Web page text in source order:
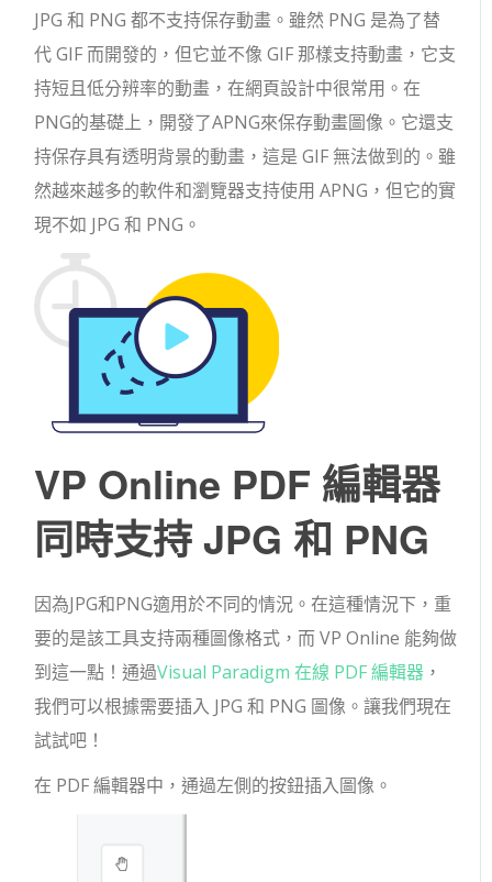
JPG 和 PNG 都不支持保存動畫。雖然 PNG 是為了替
代 GIF 而開發的，但它並不像 GIF 那樣支持動畫，它支
持短且低分辨率的動畫，在網頁設計中很常用。在
PNG的基礎上，開發了APNG來保存動畫圖像。它還支
持保存具有透明背景的動畫，這是 GIF 無法做到的。雖
然越來越多的軟件和瀏覽器支持使用 APNG，但它的實
現不如 JPG 和 PNG。
VP Online PDF 編輯器
同時支持 JPG 和 PNG
因為JPG和PNG適用於不同的情況。在這種情況下，重
要的是該工具支持兩種圖像格式，而 VP Online 能夠做
到這一點！通過Visual Paradigm 在線 PDF 編輯器 ，
我們可以根據需要插入 JPG 和 PNG 圖像。讓我們現在
試試吧！
在 PDF 編輯器中，通過左側的按鈕插入圖像。